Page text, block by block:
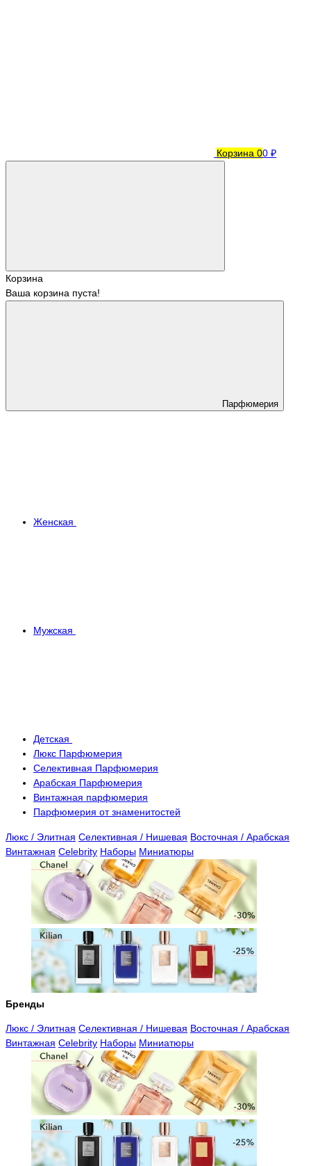
Корзина 00 ₽
Корзина
Ваша корзина пуста!
Парфюмерия
Женская
Мужская
Детская
Люкс Парфюмерия
Селективная Парфюмерия
Арабская Парфюмерия
Винтажная парфюмерия
Парфюмерия от знаменитостей
Люкс / Элитная Селективная / Нишевая Восточная / Арабская
Винтажная Celebrity Наборы Миниатюры
Бренды
Люкс / Элитная Селективная / Нишевая Восточная / Арабская
Винтажная Celebrity Наборы Миниатюры